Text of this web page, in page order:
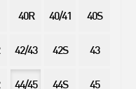
40R 40/41 40S
42/43 42S 43
44/45 44S 45